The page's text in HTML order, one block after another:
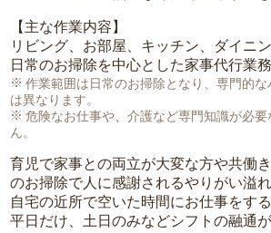
【主な作業内容】
リビング、お部屋、キッチン、ダイニ
日常のお掃除を中心とした家事代行業
作業範囲は日常のお掃除となり、専門的な
は異なります。
危険なお仕事や、介護など専門知識が必
ん。
育児で家事との両立が大変な方や共働
のお掃除で人に感謝されるやりがい溢
自宅の近所で空いた時間にお仕事をす
平日だけ、土日のみなどシフトの融通